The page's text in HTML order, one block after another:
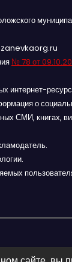
№ 78 от
интернет-
о
СМИ, книгах,